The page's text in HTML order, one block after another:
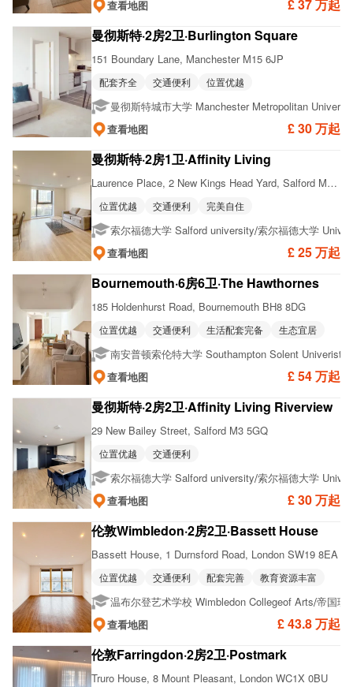
£ 37 万起
查看地图
曼彻斯特·2房2卫·Burlington Square
£ 30 万起
151 Boundary Lane, Manchester M15 6JP
配套齐全 交通便利 位置优越
曼彻斯特城市大学 Manchester Metropolitan
查看地图
曼彻斯特·2房1卫·Affinity Living
£ 25 万起
Laurence Place, 2 New Kings Head Yard, Salford M3 7GH
位置优越 交通便利 完美自住
索尔福德大学 Salford university/索尔福德大学
查看地图
Bournemouth·6房6卫·The Hawthornes
£ 54 万起
185 Holdenhurst Road, Bournemouth BH8 8DG
位置优越 交通便利 生活配套完备 生态宜居
南安普顿索伦特大学 Southampton Solent Univeristy
查看地图
曼彻斯特·2房2卫·Affinity Living Riverview
£ 30 万起
29 New Bailey Street, Salford M3 5GQ
位置优越 交通便利
索尔福德大学 Salford university/索尔福德大学
查看地图
伦敦Wimbledon·2房2卫·Bassett House
£ 43.8 万起
Bassett House, 1 Durnsford Road, London SW19 8EA
位置优越 交通便利 配套完善 教育资源丰富
温布尔登艺术学校 Wimbledon Collegeof Arts/帝国理
查看地图
伦敦Farringdon·2房2卫·Postmark
Truro House, 8 Mount Pleasant, London WC1X 0BU